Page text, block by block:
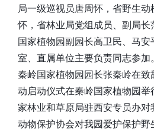
局一级巡视员唐周怀，省野生
怀，省林业局党组成员、副局
国家植物园副园长高卫民、马
室、直属单位主要负责同志参加
秦岭国家植物园园长张秦岭在致
动启动仪式在秦岭国家植物园
家林业和草原局驻西安专员办
动物保护协会对我园爱护保护野